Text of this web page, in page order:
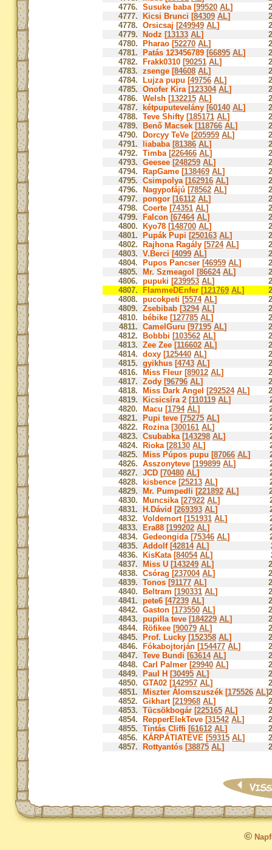
4776. Susuke baba [99520 AL]
4777.
Kicsi Brunci [84309 AL]
4778. Orsicsaj [249949 AL]
4779.
Nodz [13133 AL]
4780.
Pharao [52270 AL]
4781.
Patás 123456789 [66895 AL]
4782.
Frakk0310 [90251 AL]
4783. zsenge [84608 AL]
4784.
Lujza pupu [49756 AL]
4785. Onofer Kira [123304 AL]
4786. Welsh [132215 AL]
4787.
kétpuputevelány [60140 AL]
4788. Teve Shifty [185171 AL]
4789.
Benő Macsek [118766 AL]
4790.
Dorcyy TeVe [205959 AL]
4791.
liababa [81386 AL]
4792. Timba [226466 AL]
4793. Geesee [248259 AL]
4794.
RapGame [138469 AL]
4795. Csimpolya [162916 AL]
4796.
Nagypofájú [78562 AL]
4797. pongor [16112 AL]
4798. Coerte [74351 AL]
4799.
Falcon [67464 AL]
4800.
Kyo78 [148700 AL]
4801.
Pupák Pupi [250163 AL]
4802.
Rajhona Ragály [5724 AL]
4803. V.Berci [4099 AL]
4804.
Pupos Pancser [46959 AL]
4805.
Mr. Szmeagol [86624 AL]
4806. pupuki [239953 AL]
4807.
FlammeDEnfer [121769 AL]
4808. pucokpeti [5574 AL]
4809. Zsebibab [3294 AL]
4810.
bébike [127785 AL]
4811. CamelGuru [97195 AL]
4812.
Bobbbi [103562 AL]
4813. Zee Zee [116602 AL]
4814. doxy [125440 AL]
4815. gyikhus [4743 AL]
4816.
Miss Fleur [89012 AL]
4817. Zody [96796 AL]
4818.
Miss Dark Angel [292524 AL]
4819.
Kicsicsíra 2 [110119 AL]
4820.
Macu [1794 AL]
4821.
Pupi teve [75275 AL]
4822.
Rozina [300161 AL]
4823. Csubabka [143298 AL]
4824.
Rioka [28130 AL]
4825.
Miss Púpos pupu [87066 AL]
4826. Asszonyteve [199899 AL]
4827. JCD [70480 AL]
4828.
kisbence [25213 AL]
4829.
Mr. Pumpedli [221892 AL]
4830.
Muncsika [27922 AL]
4831.
H.Dávid [269393 AL]
4832. Voldemort [151931 AL]
4833.
Era88 [199202 AL]
4834. Gedeongida [75346 AL]
4835. Addolf [42814 AL]
4836.
KisKata [84054 AL]
4837.
Miss U [143249 AL]
4838. Csórag [237004 AL]
4839. Tonos [91177 AL]
4840.
Beltram [190331 AL]
4841. pete6 [47239 AL]
4842. Gaston [173550 AL]
4843. pupilla teve [184229 AL]
4844.
Röfikee [90079 AL]
4845.
Prof. Lucky [152358 AL]
4846.
Fókabojtorján [154477 AL]
4847. Teve Bundi [63614 AL]
4848. Carl Palmer [29940 AL]
4849.
Paul H [30495 AL]
4850. GTA02 [142957 AL]
4851.
Miszter Álomszuszék [175526 AL]
4852. Gikhart [219968 AL]
4853. Tücsökbogár [225165 AL]
4854.
RepperElekTeve [31542 AL]
4855. Tintás Cliffi [61612 AL]
4856.
KÁRPÁTIATEVE [59315 AL]
4857.
Rottyantós [38875 AL]
©